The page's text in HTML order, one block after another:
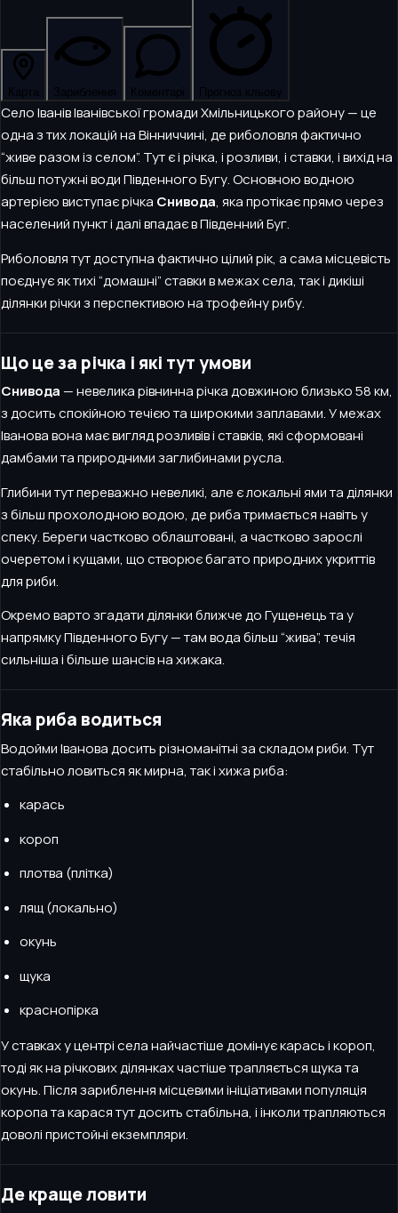
Карта Зариблення Коментарі Прогноз кльову
Село Іванів Іванівської громади Хмільницького району — це
одна з тих локацій на Вінниччині, де риболовля фактично
“живе разом із селом”. Тут є і річка, і розливи, і ставки, і вихід на
більш потужні води Південного Бугу. Основною водною
артерією виступає річка Снивода, яка протікає прямо через
населений пункт і далі впадає в Південний Буг.
Риболовля тут доступна фактично цілий рік, а сама місцевість
поєднує як тихі “домашні” ставки в межах села, так і дикіші
ділянки річки з перспективою на трофейну рибу.
Що це за річка і які тут умови
Снивода — невелика рівнинна річка довжиною близько 58 км,
з досить спокійною течією та широкими заплавами. У межах
Іванова вона має вигляд розливів і ставків, які сформовані
дамбами та природними заглибинами русла.
Глибини тут переважно невеликі, але є локальні ями та ділянки
з більш прохолодною водою, де риба тримається навіть у
спеку. Береги частково облаштовані, а частково зарослі
очеретом і кущами, що створює багато природних укриттів
для риби.
Окремо варто згадати ділянки ближче до Гущенець та у
напрямку Південного Бугу — там вода більш “жива”, течія
сильніша і більше шансів на хижака.
Яка риба водиться
Водойми Іванова досить різноманітні за складом риби. Тут
стабільно ловиться як мирна, так і хижа риба:
карась
короп
плотва (плітка)
лящ (локально)
окунь
щука
краснопірка
У ставках у центрі села найчастіше домінує карась і короп,
тоді як на річкових ділянках частіше трапляється щука та
окунь. Після зариблення місцевими ініціативами популяція
коропа та карася тут досить стабільна, і інколи трапляються
доволі пристойні екземпляри.
Де краще ловити